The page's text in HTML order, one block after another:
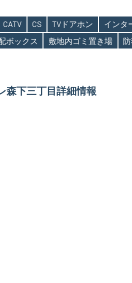
CATV CS TVドアホン インタ
ボックス 敷地内ゴミ置き場
森下三丁目詳細情報